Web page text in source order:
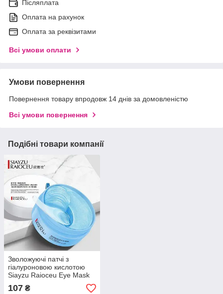
Післяплата
Оплата на рахунок
Оплата за реквізитами
Всі умови оплати
Умови повернення
Повернення товару впродовж 14 днів за домовленістю
Всі умови повернення
Подібні товари компанії
Зволожуючі патчі з
гіалуроновою кислотою
Siayzu Raioceu Eye Mask
Hyaluronic Acids, 60 шт
107 ₴